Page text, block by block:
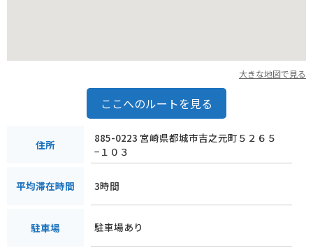
大きな地図で見る
ここへのルートを見る
住所
885-0223 宮崎県都城市吉之元町５２６５
−１０３
平均滞在時間 3時間
駐車場 駐車場あり